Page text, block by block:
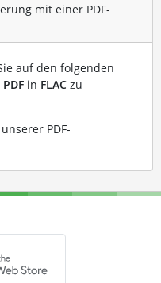
mit einer PDF-
auf den folgenden
PDFin FLACzu
PDF-